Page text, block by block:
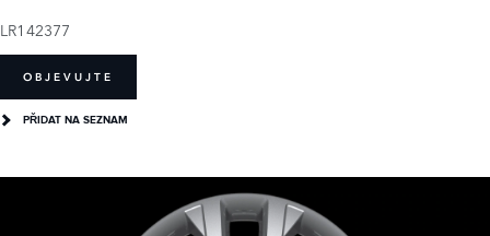
LR142377
OBJEVUJTE
PŘIDAT NA SEZNAM